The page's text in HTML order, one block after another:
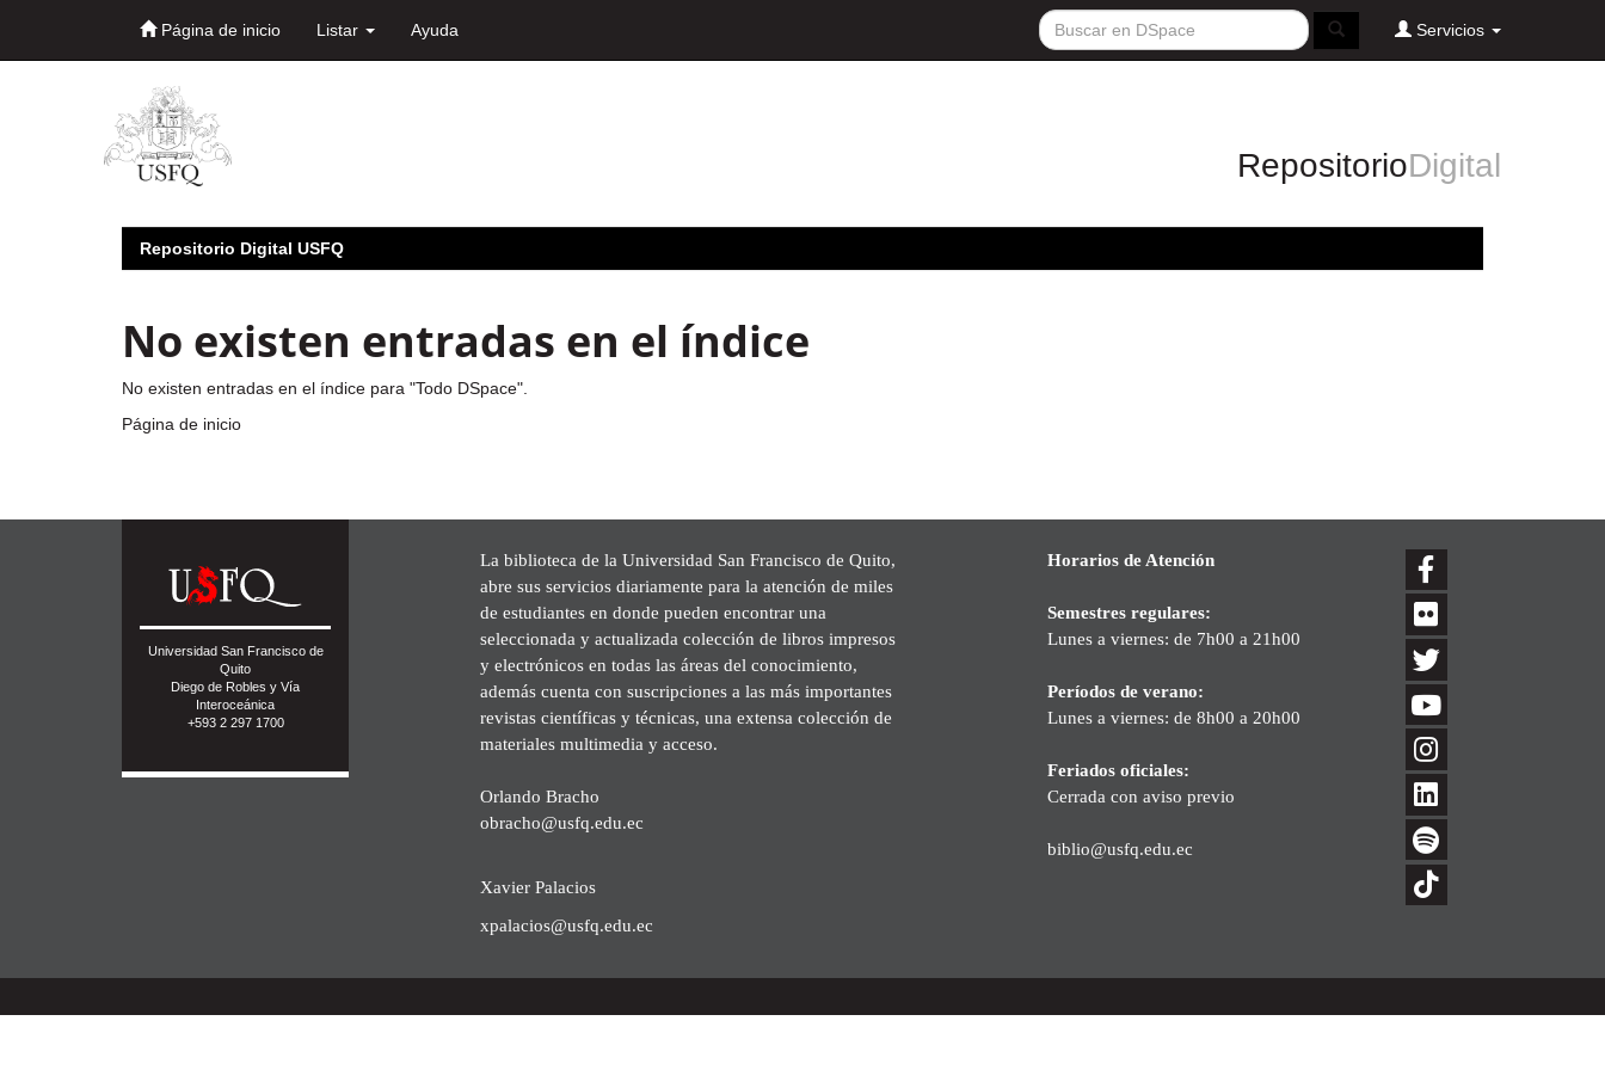
Página de inicio Listar Ayuda Servicios
RepositorioDigital
Repositorio Digital USFQ
No existen entradas en el índice
No existen entradas en el índice para "Todo DSpace".
Página de inicio
Universidad San Francisco de
Quito
Diego de Robles y Vía
Interoceánica
+593 2 297 1700
La biblioteca de la Universidad San Francisco de Quito,
abre sus servicios diariamente para la atención de miles
de estudiantes en donde pueden encontrar una
seleccionada y actualizada colección de libros impresos
y electrónicos en todas las áreas del conocimiento,
además cuenta con suscripciones a las más importantes
revistas científicas y técnicas, una extensa colección de
materiales multimedia y acceso.
Orlando Bracho
obracho@usfq.edu.ec
Xavier Palacios
xpalacios@usfq.edu.ec
Horarios de Atención
Semestres regulares:
Lunes a viernes: de 7h00 a 21h00
Períodos de verano:
Lunes a viernes: de 8h00 a 20h00
Feriados oficiales:
Cerrada con aviso previo
biblio@usfq.edu.ec